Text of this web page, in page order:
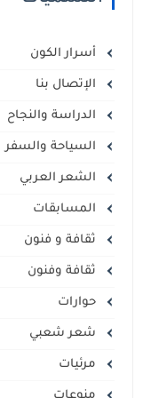
أسرار الكون
الإتصال بنا
الدراسة والنجاح
السياحة والسفر
الشعر العربي
المسابقات
ثقافة و فنون
ثقافة وفنون
حوارات
شعر شعبي
مرئيات